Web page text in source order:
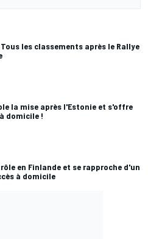
Tous les classements après le Rallye
la mise après l'Estonie et s'offre
domicile !
en Finlande et se rapproche d'un
à domicile